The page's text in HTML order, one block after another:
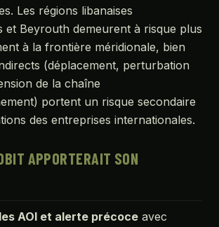
Les régions libanaises
et Beyrouth demeurent à risque plus
à la frontière méridionale, bien
(déplacement, perturbation
de la chaîne
portent un risque secondaire
des entreprises internationales.
APPORTERAIT SON
AOI et alerte précoce avec